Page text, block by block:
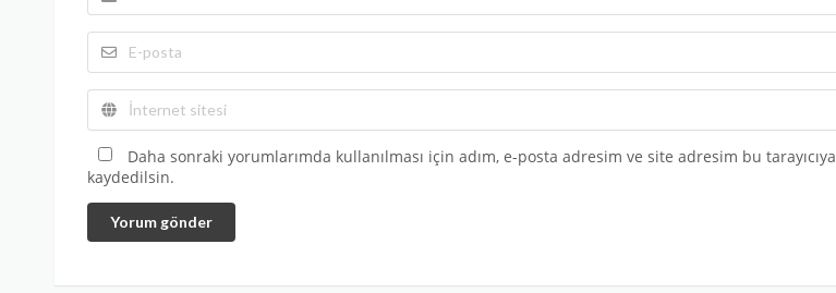
Daha sonraki yorumlarımda kullanılması için adım, e-posta adresim ve site adresim bu tarayıcıya
kaydedilsin.
Yorum gönder